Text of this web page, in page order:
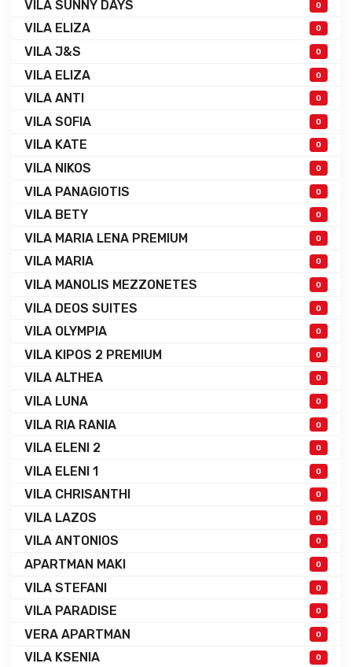
VILA SUNNY DAYS 0
VILA ELIZA 0
VILA J&S 0
VILA ELIZA 0
VILA ANTI 0
VILA SOFIA 0
VILA KATE 0
VILA NIKOS 0
VILA PANAGIOTIS 0
VILA BETY 0
VILA MARIA LENA PREMIUM 0
VILA MARIA 0
VILA MANOLIS MEZZONETES 0
VILA DEOS SUITES 0
VILA OLYMPIA 0
VILA KIPOS 2 PREMIUM 0
VILA ALTHEA 0
VILA LUNA 0
VILA RIA RANIA 0
VILA ELENI 2 0
VILA ELENI 1 0
VILA CHRISANTHI 0
VILA LAZOS 0
VILA ANTONIOS 0
APARTMAN MAKI 0
VILA STEFANI 0
VILA PARADISE 0
VERA APARTMAN 0
VILA KSENIA 0